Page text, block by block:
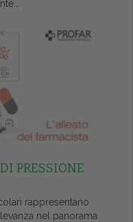
PRESSIONE
rappresentano
nel panorama